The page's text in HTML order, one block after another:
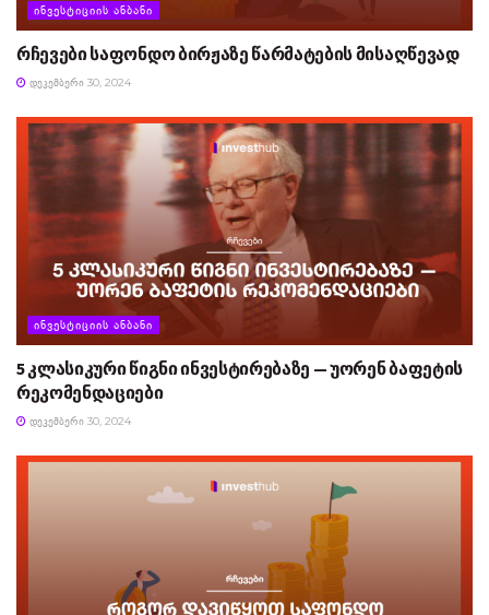
ᲘᲜᲕᲔᲡᲢᲘᲪᲘᲘᲡ ᲐᲜᲑᲐᲜᲘ
რჩევები საფონდო ბირჟაზე წარმატების მისაღწევად
ᲓᲔᲙᲔᲛᲑᲔᲠᲘ 30, 2024
ᲘᲜᲕᲔᲡᲢᲘᲪᲘᲘᲡ ᲐᲜᲑᲐᲜᲘ
5 კლასიკური წიგნი ინვესტირებაზე — უორენ ბაფეტის
რეკომენდაციები
ᲓᲔᲙᲔᲛᲑᲔᲠᲘ 30, 2024